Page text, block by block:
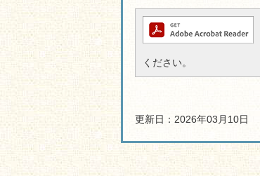
ください。
更新日：2026年03月10日